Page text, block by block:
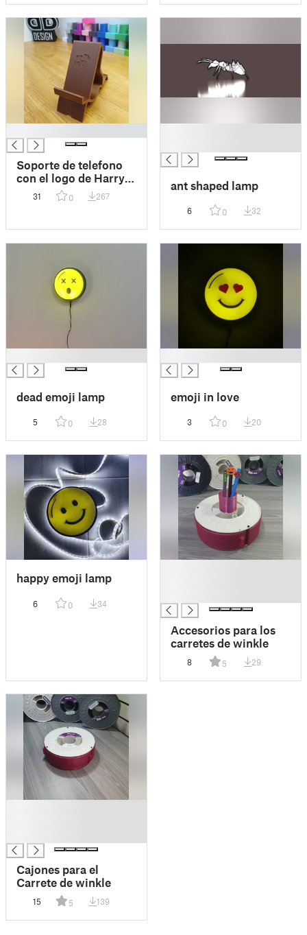
Soporte de telefono
con el logo de Harry
Potter
31 0 267
ant shaped lamp
6 0 32
dead emoji lamp
5 0 28
emoji in love
3 0 20
happy emoji lamp
6 0 34
Accesorios para los
carretes de winkle
8 5 29
Cajones para el
Carrete de winkle
15 5 139